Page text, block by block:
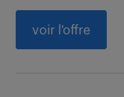
voir l'offre